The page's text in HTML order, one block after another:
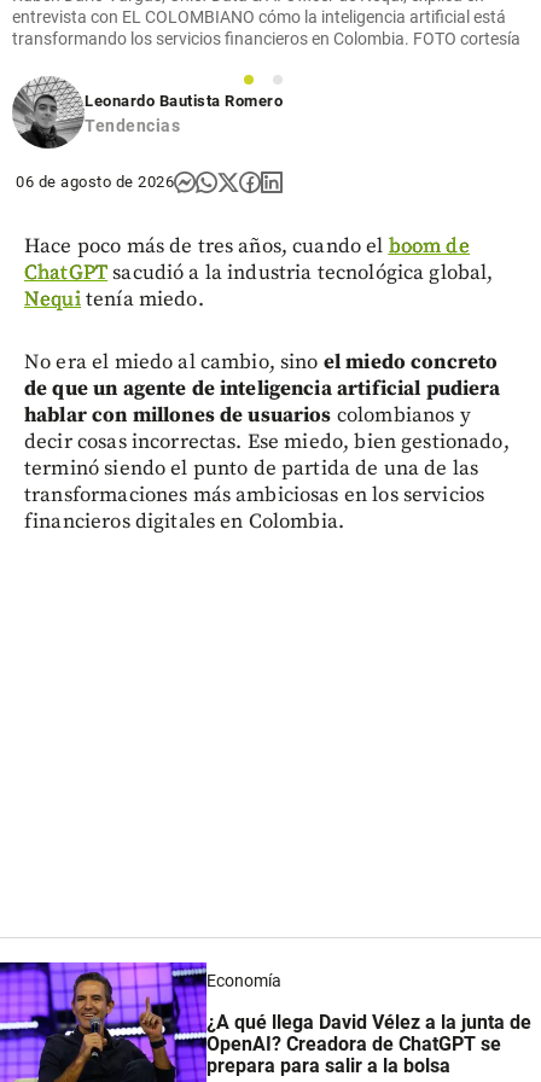
share
entrevista con EL COLOMBIANO cómo la inteligencia artificial está
transformando los servicios financieros en Colombia. FOTO cortesía
1
2
Leonardo Bautista Romero
Tendencias
06 de agosto de 2026
Hace poco más de tres años, cuando el boom de
ChatGPTsacudió a la industria tecnológica global,
Nequitenía miedo.
No era el miedo al cambio, sino el miedo concreto
de que un agente de inteligencia artificial pudiera
hablar con millones de usuarios colombianos y
decir cosas incorrectas. Ese miedo, bien gestionado,
terminó siendo el punto de partida de una de las
transformaciones más ambiciosas en los servicios
financieros digitales en Colombia.
Economía
¿A qué llega David Vélez a la junta de
OpenAI? Creadora de ChatGPT se
prepara para salir a la bolsa